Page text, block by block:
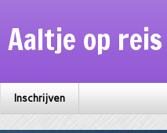
Aaltje op reis
Inschrijven